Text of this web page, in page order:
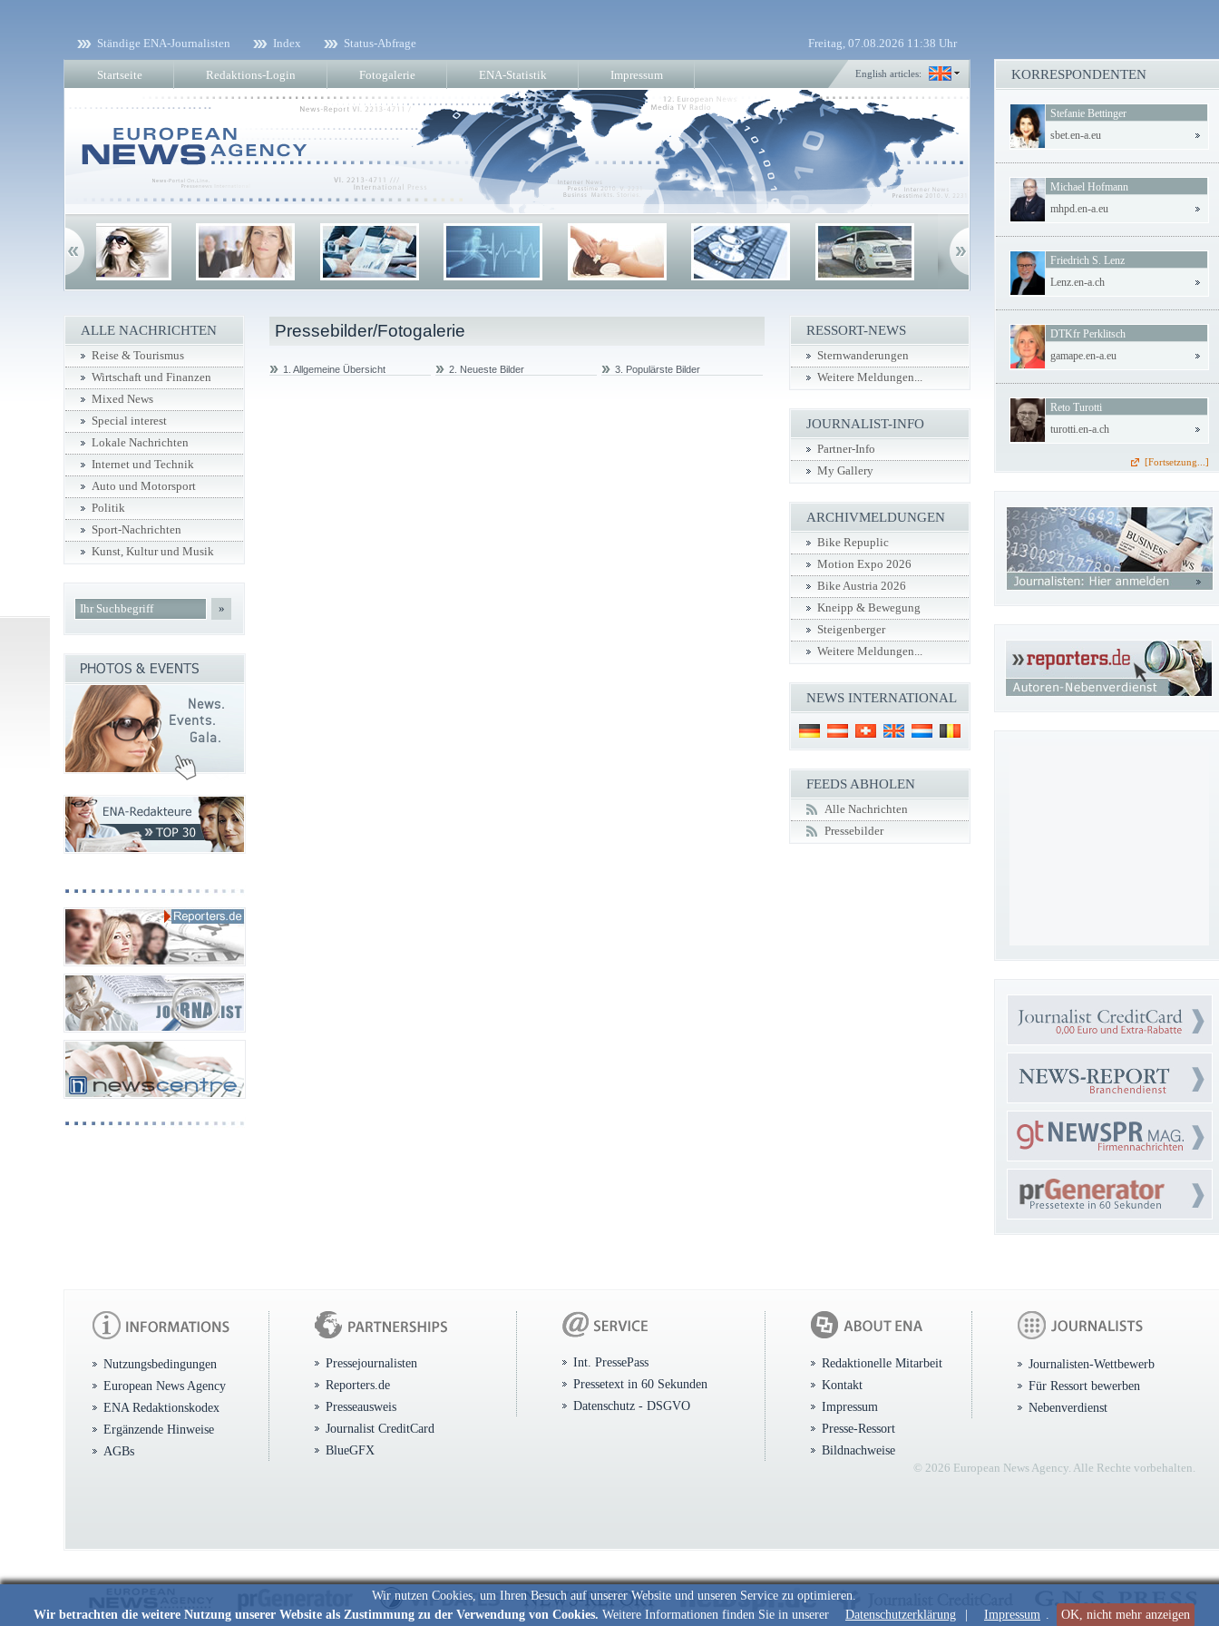
Wir nutzen Cookies, um Ihren Besuch auf unserer Website und unseren Service zu optimieren.
Wir betrachten die weitere Nutzung unserer Website als Zustimmung zu der Verwendung von Cookies. Weitere Informationen finden Sie in unserer Datenschutzerklärung Impressum . OK, nicht mehr anzeigen
Ständige ENA-Journalisten Index Status-Abfrage Freitag, 07.08.2026 11:38 Uhr
Startseite Redaktions-Login Fotogalerie ENA-Statistik Impressum English articles:
Pressebilder/Fotogalerie
1. Allgemeine Übersicht 2. Neueste Bilder 3. Populärste Bilder
ALLE NACHRICHTEN
Reise & Tourismus
Wirtschaft und Finanzen
Mixed News
Special interest
Lokale Nachrichten
Internet und Technik
Auto und Motorsport
Politik
Sport-Nachrichten
Kunst, Kultur und Musik
»
RESSORT-NEWS
Sternwanderungen
Weitere Meldungen...
JOURNALIST-INFO
Partner-Info
My Gallery
ARCHIVMELDUNGEN
Bike Repuplic
Motion Expo 2026
Bike Austria 2026
Kneipp & Bewegung
Steigenberger
Weitere Meldungen...
NEWS INTERNATIONAL
FEEDS ABHOLEN
Alle Nachrichten
Pressebilder
KORRESPONDENTEN
Stefanie Bettinger
sbet.en-a.eu
Michael Hofmann
mhpd.en-a.eu
Friedrich S. Lenz
Lenz.en-a.ch
DTKfr Perklitsch
gamape.en-a.eu
Reto Turotti
turotti.en-a.ch
[Fortsetzung...]
Nutzungsbedingungen
European News Agency
ENA Redaktionskodex
Ergänzende Hinweise
AGBs
Pressejournalisten
Reporters.de
Presseausweis
Journalist CreditCard
BlueGFX
Int. PressePass
Pressetext in 60 Sekunden
Datenschutz - DSGVO
Redaktionelle Mitarbeit
Kontakt
Impressum
Presse-Ressort
Bildnachweise
Journalisten-Wettbewerb
Für Ressort bewerben
Nebenverdienst
© 2026 European News Agency. Alle Rechte vorbehalten.